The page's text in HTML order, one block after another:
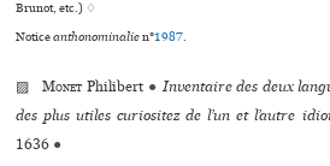
Brunot, etc.) ♢
Noticeanthonominalien°1987.
▨Monet Philibert ● Inventaire des deux
des plus utiles curiositez de l’un et l’autre
1636 ●